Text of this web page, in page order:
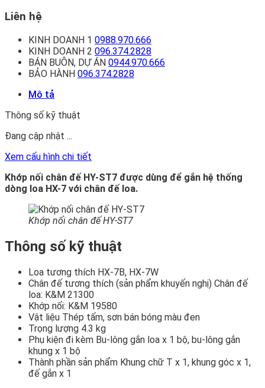
Liên hệ
KINH DOANH 1 0988.970.666
KINH DOANH 2 096.374.2828
BÁN BUÔN, DỰ ÁN 0944.970.666
BẢO HÀNH 096.374.2828
Mô tả
Thông số kỹ thuật
Đang cập nhật ...
Xem cấu hình chi tiết
Khớp nối chân đế HY-ST7 được dùng để gắn hệ thống
dòng loa HX-7 với chân đế loa.
Khớp nối chân đế HY-ST7
Thông số kỹ thuật
Loa tương thích HX-7B, HX-7W
Chân đế tương thích (sản phẩm khuyến nghị) Chân đế
loa: K&M 21300
Khớp nối: K&M 19580
Vật liệu Thép tấm, sơn bán bóng màu đen
Trọng lượng 4.3 kg
Phụ kiện đi kèm Bu-lông gắn loa x 1 bộ, bu-lông gắn
khung x 1 bộ
Thành phần sản phẩm Khung chữ T x 1, khung góc x 1,
đế gắn x 1